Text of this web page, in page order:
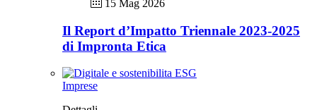
15 Mag 2026
Il Report d’Impatto Triennale 2023-2025
di Impronta Etica
Imprese